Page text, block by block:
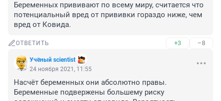
Беременных прививают по всему миру, считается что
потенциальный вред от прививки гораздо ниже, чем
вред от Ковида.
ОТВЕТИТЬ +3 –8
Учёный scientist
24 ноября 2021, 11:55
Насчёт беременных они абсолютно правы.
Беременные подвержены большему риску